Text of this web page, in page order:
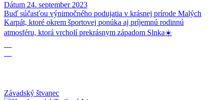
Dátum 24. september 2023
Buď súčasťou výnimočného podujatia v krásnej prírode Malých
Karpát, ktoré okrem športovej ponúka aj príjemnú rodinnú
atmosféru, ktorá vrcholí prekrásnym západom Slnka☀️
Závadský štvanec